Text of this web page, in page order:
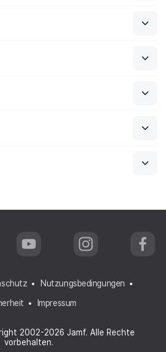
2002-2026 Jamf. Alle Rechte
vorbehalten.
Nutzungsbedingungen
Impressum
Y
o
u
b
e
I
n
a
g
F
a